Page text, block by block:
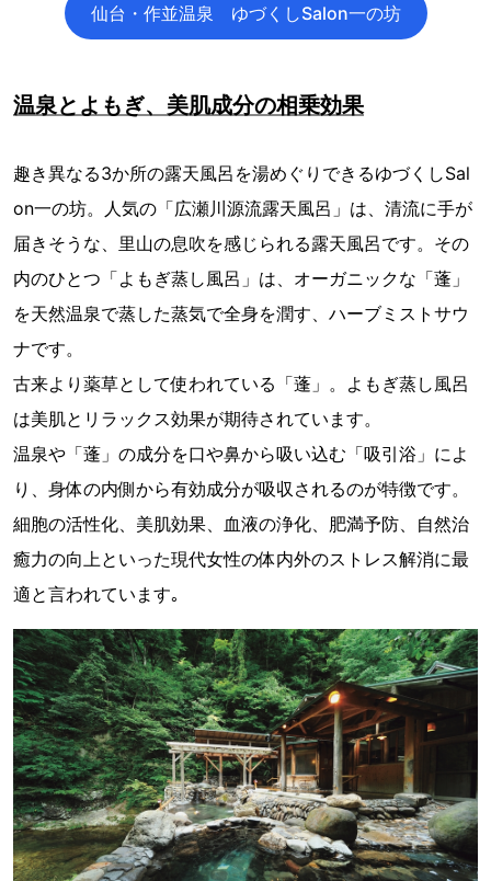
仙台・作並温泉 ゆづくしSalon一の坊
温泉とよもぎ、美肌成分の相乗効果
趣き異なる3か所の露天風呂を湯めぐりできるゆづくしSal
on一の坊。人気の「広瀬川源流露天風呂」は、清流に手が
届きそうな、里山の息吹を感じられる露天風呂です。その
内のひとつ「よもぎ蒸し風呂」は、オーガニックな「蓬」
を天然温泉で蒸した蒸気で全身を潤す、ハーブミストサウ
ナです。
古来より薬草として使われている「蓬」。よもぎ蒸し風呂
は美肌とリラックス効果が期待されています。
温泉や「蓬」の成分を口や鼻から吸い込む「吸引浴」によ
り、身体の内側から有効成分が吸収されるのが特徴です。
細胞の活性化、美肌効果、血液の浄化、肥満予防、自然治
癒力の向上といった現代女性の体内外のストレス解消に最
適と言われています｡